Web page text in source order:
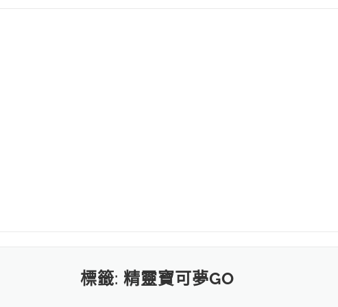
標籤: 精靈寶可夢GO